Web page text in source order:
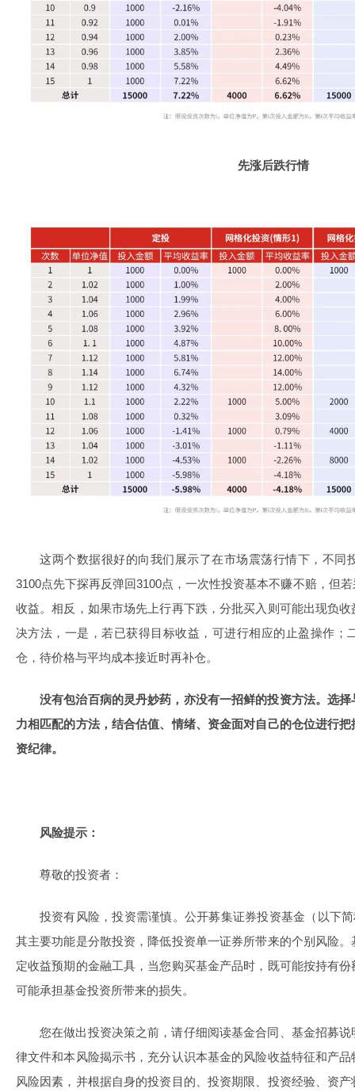
先涨后跌行情
这两个数据很好的向我们展示了在市场震荡行情下，不同
3100点先下探再反弹回3100点，一次性投资基本不赚不赔，但
收益。相反，如果市场先上行再下跌，分批买入则可能出现负
决方法，一是，若已获得目标收益，可进行相应的止盈操作；
仓，待价格与平均成本接近时再补仓。
没有包治百病的灵丹妙药，亦没有一招鲜的投资方法。选
力相匹配的方法，结合估值、情绪、资金面对自己的仓位进行
资纪律。
风险提示：
尊敬的投资者：
投资有风险，投资需谨慎。公开募集证券投资基金（以下
其主要功能是分散投资，降低投资单一证券所带来的个别风险
定收益预期的金融工具，当您购买基金产品时，既可能按持有
可能承担基金投资所带来的损失。
您在做出投资决策之前，请仔细阅读基金合同、基金招募
律文件和本风险揭示书，充分认识本基金的风险收益特征和产
风险因素，并根据自身的投资目的、投资期限、投资经验、资